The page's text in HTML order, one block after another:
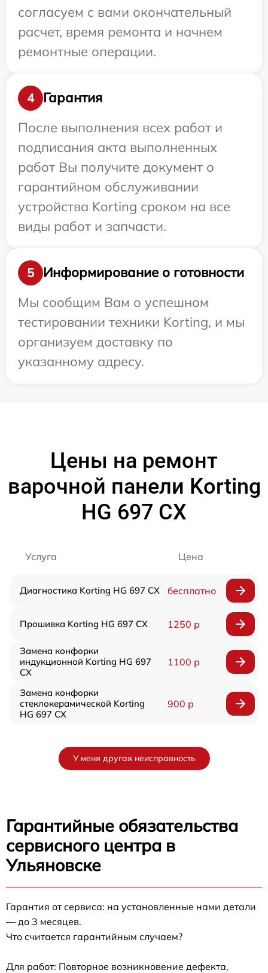
согласуем с вами окончательный
расчет, время ремонта и начнем
ремонтные операции.
4
Гарантия
После выполнения всех работ и
подписания акта выполненных
работ Вы получите документ о
гарантийном обслуживании
устройства Korting сроком на все
виды работ и запчасти.
5
Информирование о готовности
Мы сообщим Вам о успешном
тестировании техники Korting, и мы
организуем доставку по
указанному адресу.
Цены на ремонт
варочной панели Korting
HG 697 CX
Услуга Цена
Диагностика Korting HG 697 CX бесплатно
Прошивка Korting HG 697 CX 1250 р
Замена конфорки
индукционной Korting HG 697
CX
1100 р
Замена конфорки
стеклокерамической Korting
HG 697 CX
900 р
У меня другая неисправность
Гарантийные обязательства
сервисного центра в
Ульяновске
Гарантия от сервиса: на установленные нами детали
— до 3 месяцев.
Что считается гарантийным случаем?
Для работ: Повторное возникновение дефекта,